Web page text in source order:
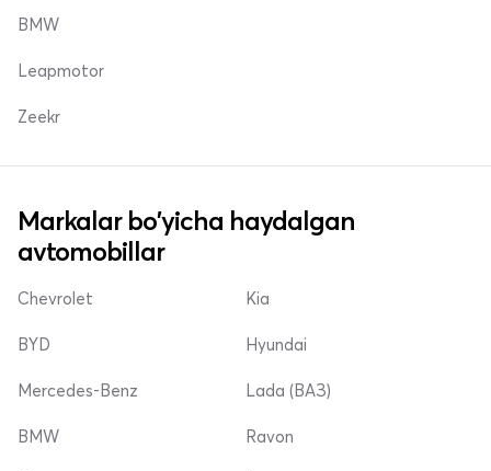
BMW
Leapmotor
Zeekr
Markalar bo'yicha haydalgan
avtomobillar
Chevrolet
BYD
Mercedes-Benz
Kia
Hyundai
Lada (ВАЗ)
BMW Ravon